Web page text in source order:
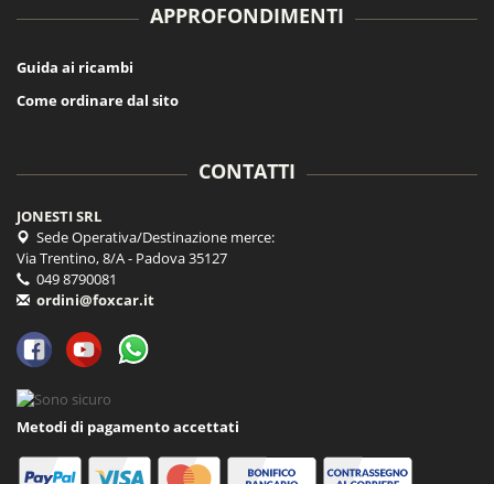
APPROFONDIMENTI
Guida ai ricambi
Come ordinare dal sito
CONTATTI
JONESTI SRL
Sede Operativa/Destinazione merce:
Via Trentino, 8/A - Padova 35127
049 8790081
ordini@foxcar.it
Metodi di pagamento accettati